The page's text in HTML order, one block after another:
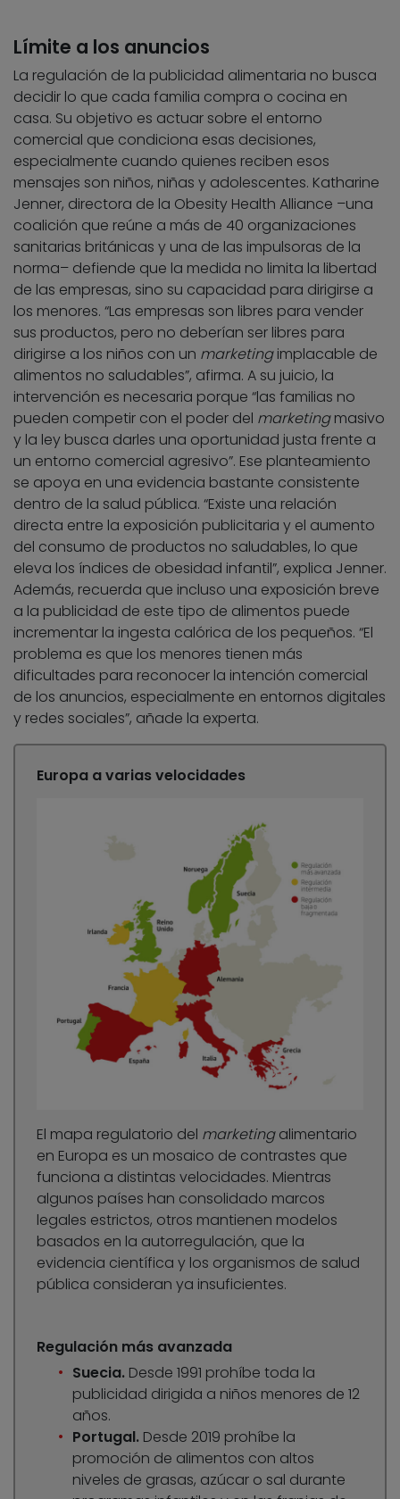
Límite a los anuncios
La regulación de la publicidad alimentaria no busca
decidir lo que cada familia compra o cocina en
casa. Su objetivo es actuar sobre el entorno
comercial que condiciona esas decisiones,
especialmente cuando quienes reciben esos
mensajes son niños, niñas y adolescentes. Katharine
Jenner, directora de la Obesity Health Alliance –una
coalición que reúne a más de 40 organizaciones
sanitarias británicas y una de las impulsoras de la
norma– defiende que la medida no limita la libertad
de las empresas, sino su capacidad para dirigirse a
los menores. “Las empresas son libres para vender
sus productos, pero no deberían ser libres para
dirigirse a los niños con un marketingimplacable de
alimentos no saludables”, afirma. A su juicio, la
intervención es necesaria porque “las familias no
pueden competir con el poder del marketingmasivo
y la ley busca darles una oportunidad justa frente a
un entorno comercial agresivo”. Ese planteamiento
se apoya en una evidencia bastante consistente
dentro de la salud pública. “Existe una relación
directa entre la exposición publicitaria y el aumento
del consumo de productos no saludables, lo que
eleva los índices de obesidad infantil”, explica Jenner.
Además, recuerda que incluso una exposición breve
a la publicidad de este tipo de alimentos puede
incrementar la ingesta calórica de los pequeños. “El
problema es que los menores tienen más
dificultades para reconocer la intención comercial
de los anuncios, especialmente en entornos digitales
y redes sociales”, añade la experta.
Europa a varias velocidades
El mapa regulatorio del marketingalimentario
en Europa es un mosaico de contrastes que
funciona a distintas velocidades. Mientras
algunos países han consolidado marcos
legales estrictos, otros mantienen modelos
basados en la autorregulación, que la
evidencia científica y los organismos de salud
pública consideran ya insuficientes.
Regulación más avanzada
Suecia. Desde 1991 prohíbe toda la
publicidad dirigida a niños menores de 12
años.
Portugal. Desde 2019 prohíbe la
promoción de alimentos con altos
niveles de grasas, azúcar o sal durante